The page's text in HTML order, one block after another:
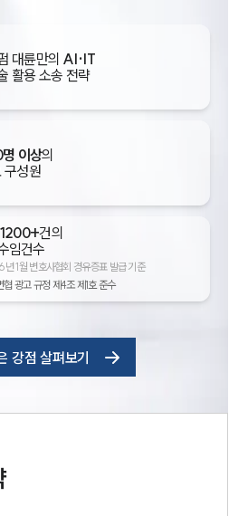
대륜만의 AI·IT
활용 소송 전략
이상의
구성원
1200+건의
임건수
1월 변호사협회 경유증표 발급 기준
광고 규정 제4조 제1호 준수
강점 살펴보기